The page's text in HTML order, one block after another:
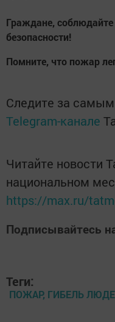
Граждане,
безопасности!
Помните, что пожар
Следите за
Telegram-канале
Читайте новости
национальном
https://max.ru/
Подписывайтесь
Теги:
ПОЖАР, ГИБЕЛЬ